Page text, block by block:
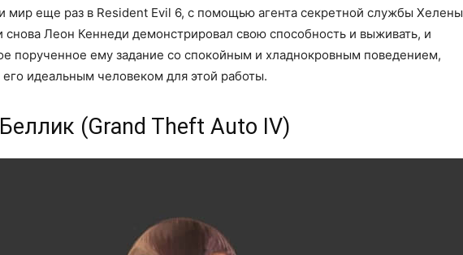
мир еще раз в Resident Evil 6, с помощью агента секретной службы Хелены
снова Леон Кеннеди демонстрировал свою способность и выживать, и
порученное ему задание со спокойным и хладнокровным поведением,
его идеальным человеком для этой работы.
(Grand Theft Auto IV)